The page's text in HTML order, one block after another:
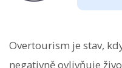
Overtourism je stav,
negativně ovlivňuje